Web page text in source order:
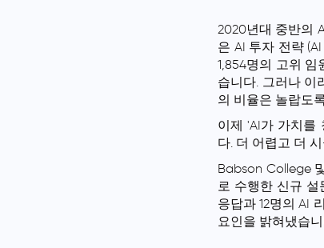
2020년대 중반의
은 AI 투자 전략
1,854명의 고위 임
습니다. 그러나 이
의 비율은 놀랍도
이제 'AI가 가치를
다. 더 어렵고 더
Babson College
로 수행한 신규 설
응답과 12명의 AI
요인을 밝혀냈습